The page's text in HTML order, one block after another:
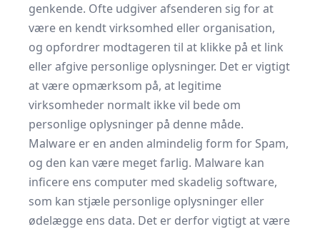
genkende. Ofte udgiver afsenderen sig for at
være en kendt virksomhed eller organisation,
og opfordrer modtageren til at klikke på et link
eller afgive personlige oplysninger. Det er vigtigt
at være opmærksom på, at legitime
virksomheder normalt ikke vil bede om
personlige oplysninger på denne måde.
Malware er en anden almindelig form for Spam,
og den kan være meget farlig. Malware kan
inficere ens computer med skadelig software,
som kan stjæle personlige oplysninger eller
ødelægge ens data. Det er derfor vigtigt at være